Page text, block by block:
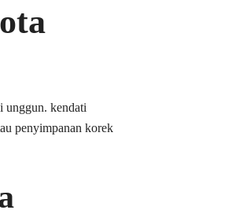
unggun. kendati
penyimpanan korek